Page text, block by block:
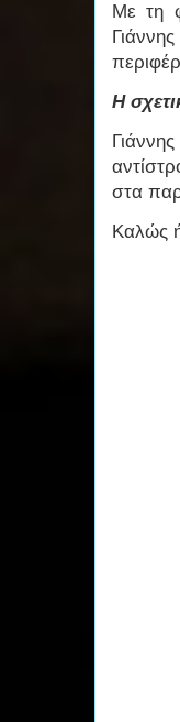
Με τη
Η
στα
Καλώς